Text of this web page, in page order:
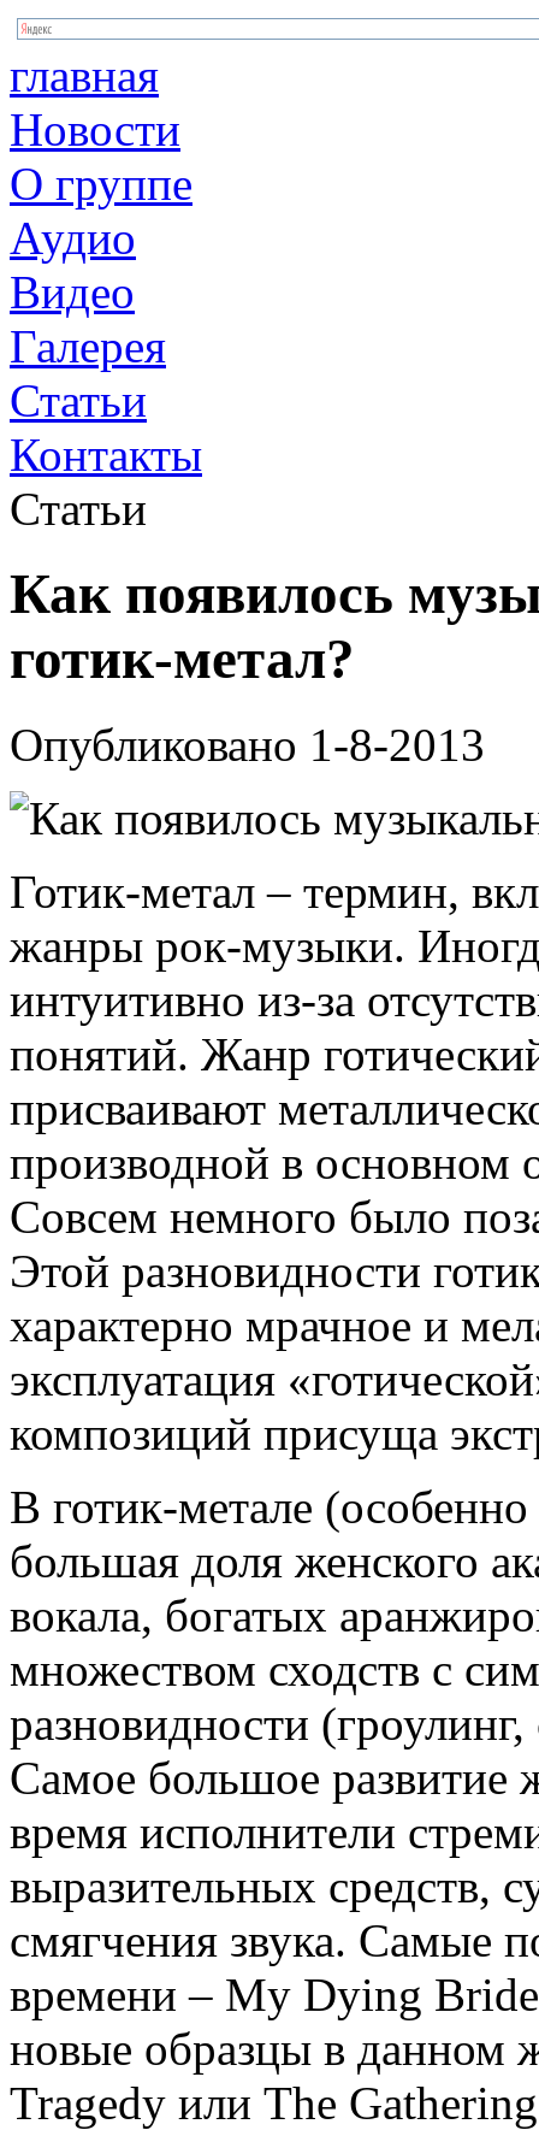
главная
Новости
О группе
Аудио
Видео
Галерея
Статьи
Контакты
Статьи
Как появилось
готик-метал?
Опубликовано 1-8-2013
Готик-метал – термин,
жанры рок-музыки.
интуитивно из-за
понятий. Жанр
присваивают
производной в основном
Совсем немного было
Этой разновидности
характерно мрачное и
эксплуатация
композиций присуща
В готик-метале
большая доля женского
вокала, богатых
множеством сходств с
разновидности
Самое большое развитие
время исполнители
выразительных средств,
смягчения звука. Самые
времени – My Dying
новые образцы в данном
Tragedy или The